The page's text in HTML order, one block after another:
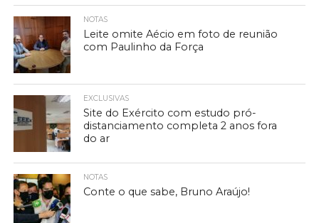
NOTAS
Leite omite Aécio em foto de reunião
com Paulinho da Força
EXCLUSIVAS
Site do Exército com estudo pró-
distanciamento completa 2 anos fora
do ar
NOTAS
Conte o que sabe, Bruno Araújo!